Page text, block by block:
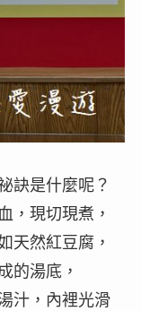
訣是什麼呢？
，現切現煮，
天然紅豆腐，
的湯底，
汁，內裡光滑